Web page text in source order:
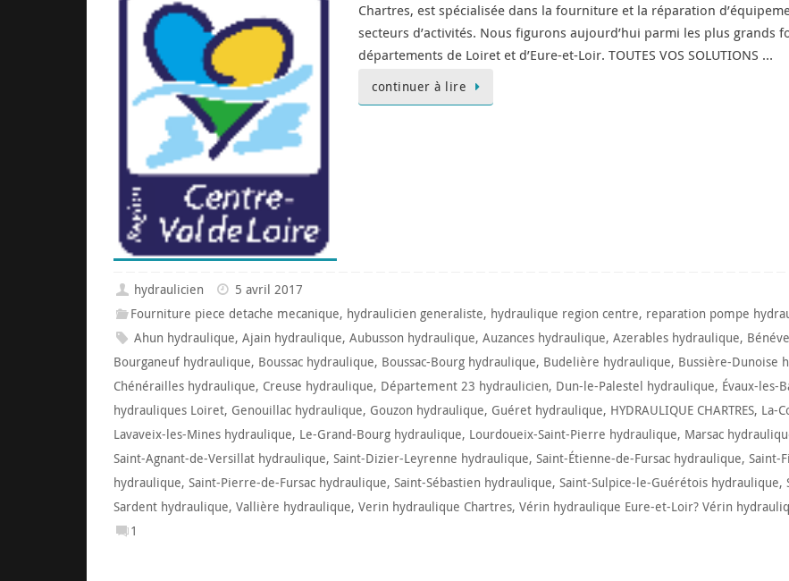
Chartres, est spécialisée dans la fourniture et la réparation
secteurs d’activités. Nous figurons aujourd’hui parmi les plus grands
départements de Loiret et d’Eure-et-Loir. TOUTES VOS SOLUTIONS …
continuer à lire
hydraulicien
5 avril 2017
Fourniture piece detache mecanique, hydraulicien generaliste, hydraulique region centre, reparation pompe
Ahun hydraulique,Ajain hydraulique,Aubusson hydraulique,Auzances hydraulique,Azerables hydraulique,
Bourganeuf hydraulique, Boussac hydraulique, Boussac-Bourg hydraulique, Budelière hydraulique, Bussière-Dunoise
Chénérailles hydraulique, Creuse hydraulique, Département 23 hydraulicien, Dun-le-Palestel hydraulique, Évaux-les-
hydrauliques Loiret, Genouillac hydraulique, Gouzon hydraulique, Guéret hydraulique, HYDRAULIQUE CHARTRES, La-
Lavaveix-les-Mines hydraulique, Le-Grand-Bourg hydraulique, Lourdoueix-Saint-Pierre hydraulique, Marsac
Saint-Agnant-de-Versillat hydraulique, Saint-Dizier-Leyrenne hydraulique, Saint-Étienne-de-Fursac hydraulique, Saint-
hydraulique, Saint-Pierre-de-Fursac hydraulique, Saint-Sébastien hydraulique, Saint-Sulpice-le-Guérétois hydraulique,
Sardent hydraulique, Vallière hydraulique, Verin hydraulique Chartres, Vérin hydraulique Eure-et-Loir? Vérin
1